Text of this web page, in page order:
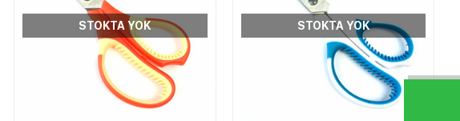
STOKTA YOK STOKTA YOK